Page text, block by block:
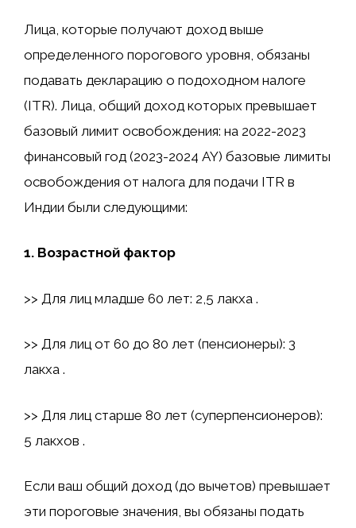
Лица, которые получают доход выше
определенного порогового уровня, обязаны
подавать декларацию о подоходном налоге
(ITR). Лица, общий доход которых превышает
базовый лимит освобождения: на 2022-2023
финансовый год (2023-2024 AY) базовые лимиты
освобождения от налога для подачи ITR в
Индии были следующими:
1. Возрастной фактор
>> Для лиц младше 60 лет: 2,5 лакха ₹.
>> Для лиц от 60 до 80 лет (пенсионеры): 3
лакха ₹.
>> Для лиц старше 80 лет (суперпенсионеров):
5 лакхов ₹.
Если ваш общий доход (до вычетов) превышает
эти пороговые значения, вы обязаны подать